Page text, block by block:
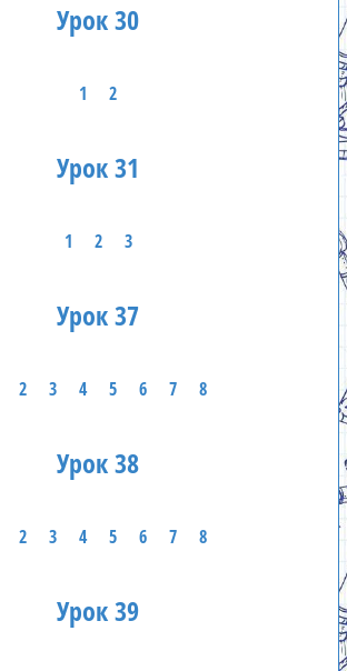
Урок 30
1 2
Урок 31
1 2 3
Урок 37
2 3 4 5 6 7 8
Урок 38
2 3 4 5 6 7 8
Урок 39